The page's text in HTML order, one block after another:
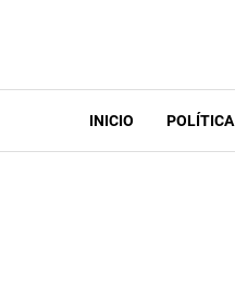
INICIO POLÍTICA